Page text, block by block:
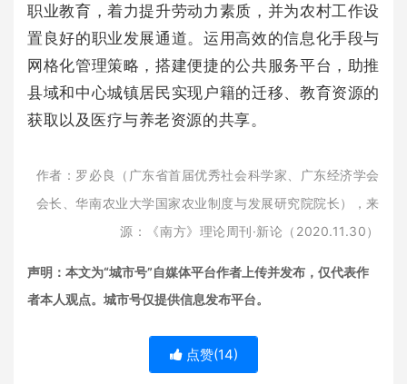
职业教育，着力提升劳动力素质，并为农村工作设
置良好的职业发展通道。运用高效的信息化手段与
网格化管理策略，搭建便捷的公共服务平台，助推
县域和中心城镇居民实现户籍的迁移、教育资源的
获取以及医疗与养老资源的共享。
作者：罗必良（广东省首届优秀社会科学家、广东经济学会
会长、华南农业大学国家农业制度与发展研究院院长），来
源：《南方》理论周刊·新论（2020.11.30）
声明：本文为“城市号”自媒体平台作者上传并发布，仅代表作
者本人观点。城市号仅提供信息发布平台。
点赞(14)